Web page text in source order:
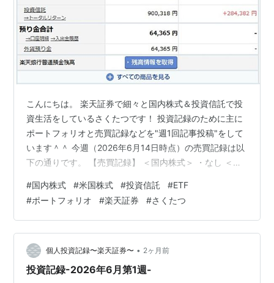
こんにちは。 楽天証券で細々と国内株式＆投資信託で投
資生活をしているさくたつです！ 投資記録のために主に
ポートフォリオと売買記録などを"週1回記事投稿"をして
います＾＾ 今週（2026年6月14日時点）の売買記録は以
下の通りです。 【売買記録】 ＜国内株式＞ ・なし ＜米
オ】 ＜資産合計＞ ＜資産比率＞ ＜保有商品詳細＞ 先週
との評価損益比較は+66,889円となりました。 ・国内株
式：今週7,764,575円－先週7,733,830円＝+30,745円 ・
米国株式：今週2,180,127円－先週2,127,041円＝
+53,086円 ・投…
#国内株式 #米国株式 #投資信託 #ETF
#ポートフォリオ #楽天証券 #さくたつ
個人投資記録〜楽天証券〜 • 2ヶ月前
投資記録-2026年6月第1週-